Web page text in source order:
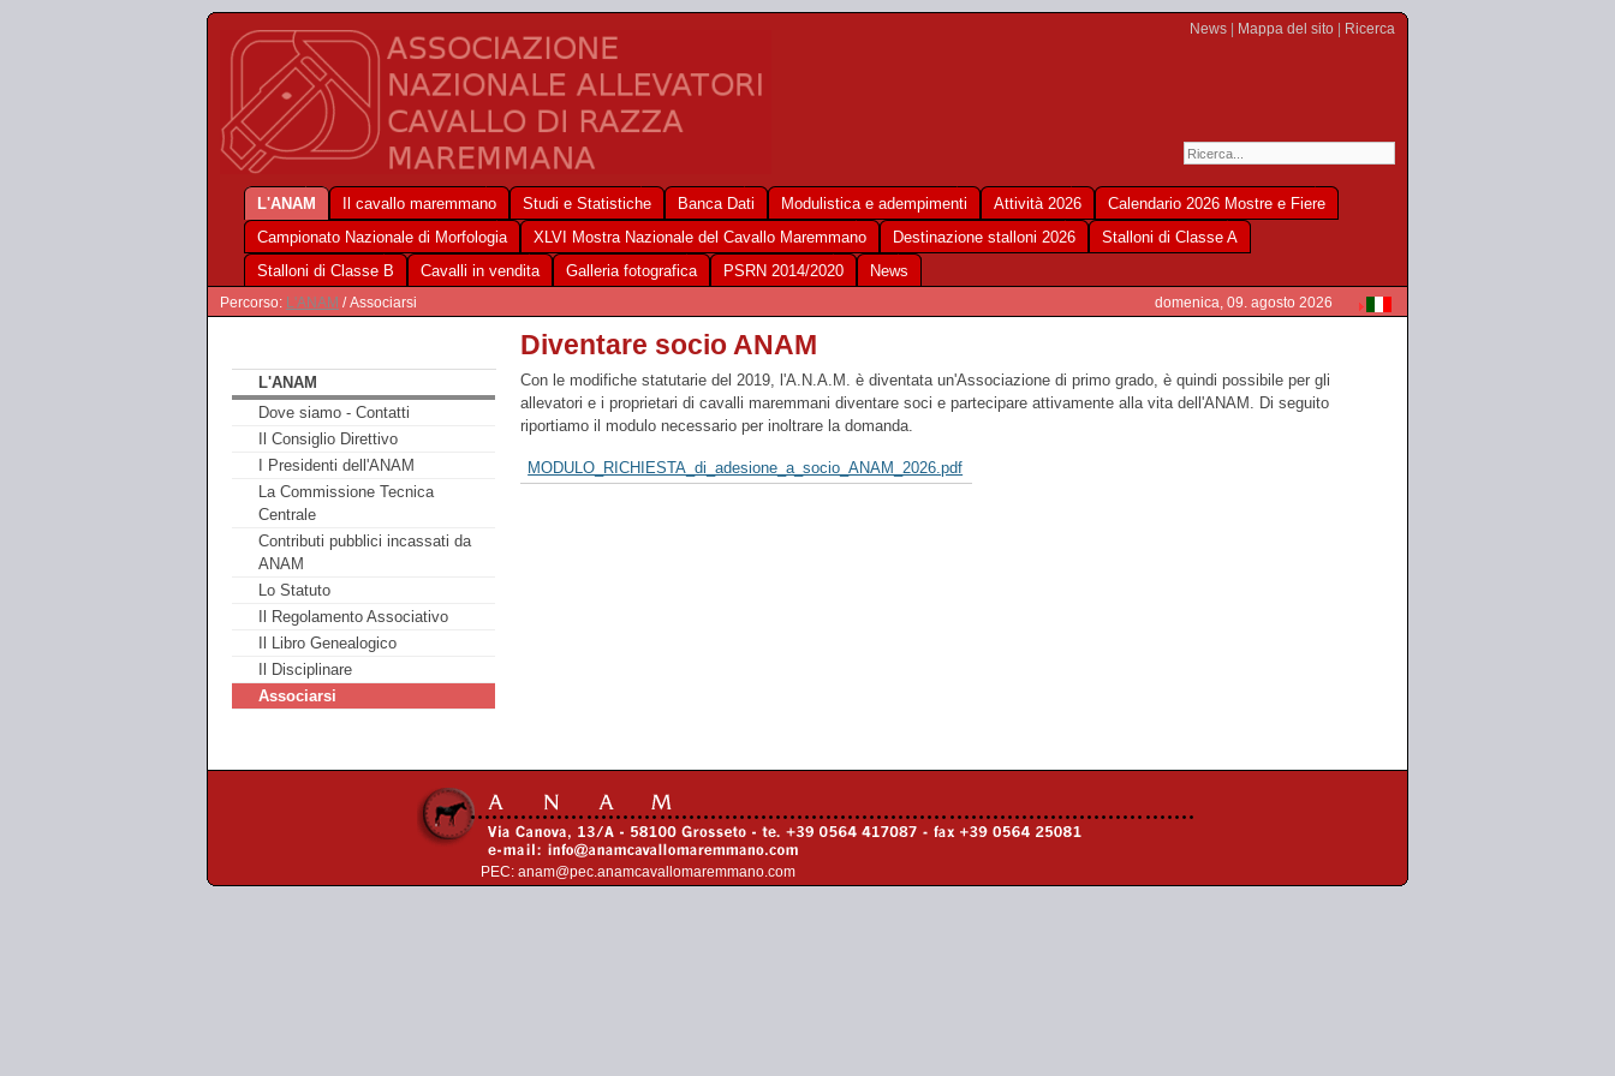
News Mappa del sito Ricerca
L'ANAM Il cavallo maremmano Studi e Statistiche Banca Dati Modulistica e adempimenti Attività 2026
Calendario 2026 Mostre e Fiere
Campionato Nazionale di Morfologia
XLVI Mostra Nazionale del Cavallo Maremmano Destinazione stalloni 2026
Stalloni di Classe A
Stalloni di Classe B
Cavalli in vendita Galleria fotografica PSRN 2014/2020 News
Percorso: L'ANAM / Associarsi domenica, 09. agosto 2026
L'ANAM
Dove siamo - Contatti
Il Consiglio Direttivo
I Presidenti dell'ANAM
La Commissione Tecnica
Centrale
Contributi pubblici incassati da
ANAM
Lo Statuto
Il Regolamento Associativo
Il Libro Genealogico
Il Disciplinare
Associarsi
Diventare socio ANAM
Con le modifiche statutarie del 2019, l'A.N.A.M. è diventata un'Associazione di primo grado, è quindi possibile per gli
allevatori e i proprietari di cavalli maremmani diventare soci e partecipare attivamente alla vita dell'ANAM. Di seguito
riportiamo il modulo necessario per inoltrare la domanda.
MODULO_RICHIESTA_di_adesione_a_socio_ANAM_2026.pdf
PEC: anam@pec.anamcavallomaremmano.com